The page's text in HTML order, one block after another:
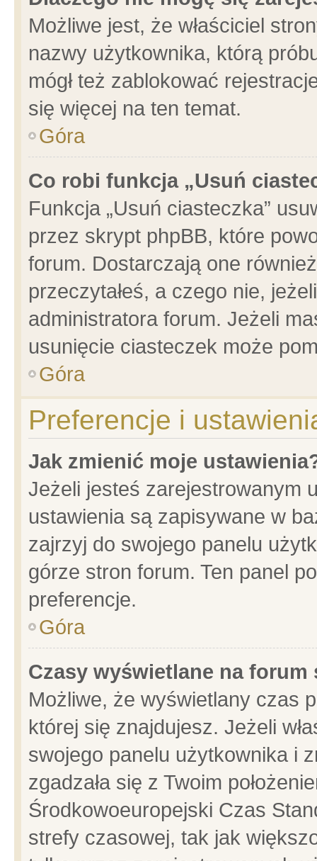
Możliwe jest, że właściciel
nazwy użytkownika, którą
mógł też zablokować
się więcej na ten temat.
Góra
Co robi funkcja „Usuń
Funkcja „Usuń ciasteczka”
przez skrypt phpBB, które
forum. Dostarczają one
przeczytałeś, a czego nie,
administratora forum. Jeżeli
usunięcie ciasteczek może
Góra
Preferencje i
Jak zmienić moje
Jeżeli jesteś zarejestrowanym
ustawienia są zapisywane w
zajrzyj do swojego panelu
górze stron forum. Ten panel
preferencje.
Góra
Czasy wyświetlane na forum
Możliwe, że wyświetlany czas
której się znajdujesz. Jeżeli
swojego panelu użytkownika i
zgadzała się z Twoim
Środkowoeuropejski Czas
strefy czasowej, tak jak